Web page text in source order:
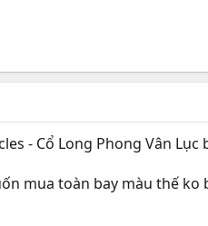
- Cổ Long Phong Vân
mua toàn bay màu thế ko